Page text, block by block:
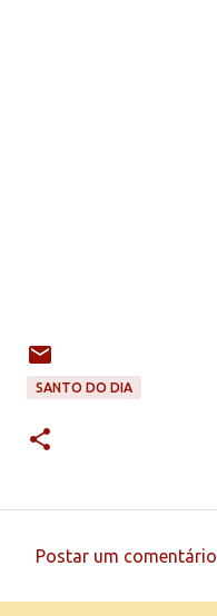
SANTO DO DIA
Postar um comentário